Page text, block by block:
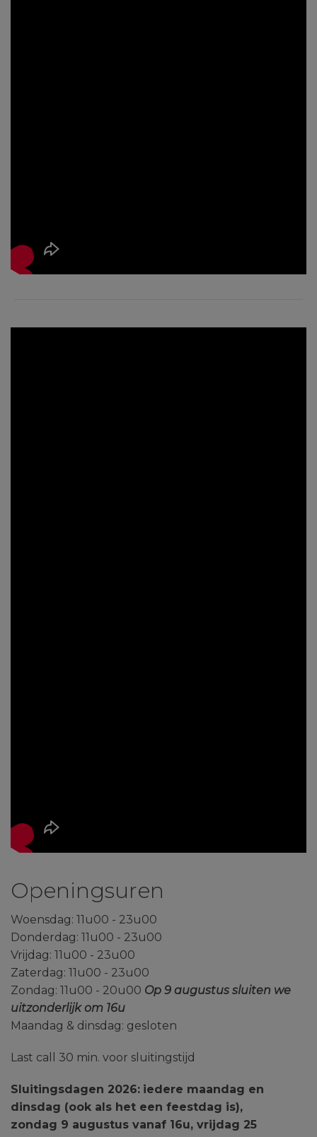
Openingsuren
Woensdag: 11u00 - 23u00
Donderdag: 11u00 - 23u00
Vrijdag: 11u00 - 23u00
Zaterdag: 11u00 - 23u00
Zondag: 11u00 - 20u00 Op 9 augustus sluiten we
uitzonderlijk om 16u
Maandag & dinsdag: gesloten
Last call 30 min. voor sluitingstijd
Sluitingsdagen 2026: iedere maandag en
dinsdag (ook als het een feestdag is),
zondag 9 augustus vanaf 16u, vrijdag 25